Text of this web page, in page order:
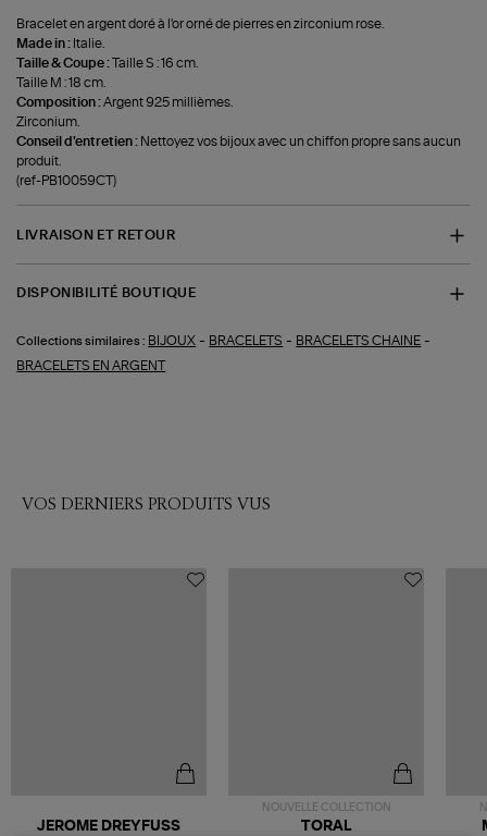
Bracelet en argent doré à l'or orné de pierres en zirconium rose.
Made in : Italie.
Taille & Coupe :
Taille S : 16 cm.
Taille M : 18 cm.
Composition :Argent 925 millièmes.
Zirconium.
Conseil d'entretien : Nettoyez vos bijoux avec un chiffon propre sans aucun
produit.
(ref-PB10059CT)
LIVRAISON ET RETOUR
DISPONIBILITÉ BOUTIQUE
Collections similaires : BIJOUX - BRACELETS - BRACELETS CHAINE -
BRACELETS EN ARGENT
VOS DERNIERS PRODUITS VUS
JEROME DREYFUSS
NOUVELLE COLLECTION
TORAL